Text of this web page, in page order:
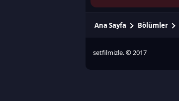
Ana Sayfa Bölümler
setfilmizle. © 2017